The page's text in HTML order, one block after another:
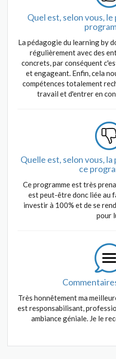
Quel est, selon vous,
La pédagogie du learning by
régulièrement avec des
concrets, par conséquent
et engageant. Enfin, cela
compétences totalement
travail et d'entrer en
Quelle est, selon vous,
ce
Ce programme est très
est peut-être donc liée au
investir à 100% et de se
pour
Très honnêtement ma
est responsabilisant,
ambiance géniale. Je le